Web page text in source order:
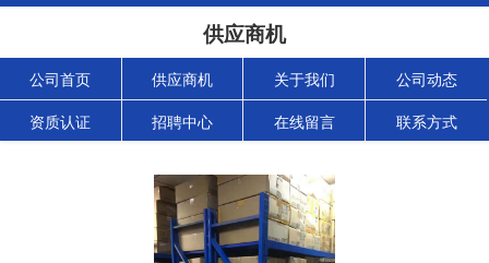
供应商机
公司首页 供应商机 关于我们 公司动态
资质认证 招聘中心 在线留言 联系方式